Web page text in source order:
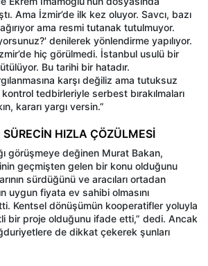
Ama İzmir’de ilk kez oluyor. Savcı, bazı
ama resmi tutanak tutulmuyor.
denilerek yönlendirme yapılıyor.
hiç görülmedi. İstanbul usulü bir
Bu tarihi bir hatadır.
karşı değiliz ama tutuksuz
tedbirleriyle serbest bırakılmaları
kararı yargı versin.”
HIZLA ÇÖZÜLMESİ
görüşmeye değinen Murat Bakan,
geçmişten gelen bir konu olduğunu
sürdüğünü ve aracıları ortadan
uygun fiyata ev sahibi olmasını
Kentsel dönüşümün kooperatifler yoluyla
bir proje olduğunu ifade etti,” dedi. Ancak
de dikkat çekerek şunları